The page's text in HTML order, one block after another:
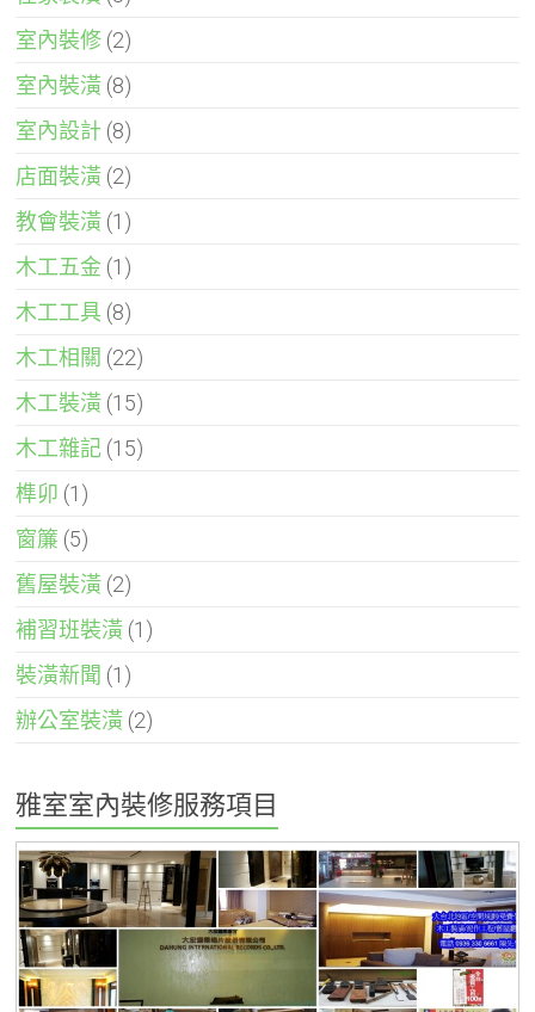
室內裝修 (2)
室內裝潢 (8)
室內設計 (8)
店面裝潢 (2)
教會裝潢 (1)
木工五金 (1)
木工工具 (8)
木工相關 (22)
木工裝潢 (15)
木工雜記 (15)
榫卯 (1)
窗簾 (5)
舊屋裝潢 (2)
補習班裝潢 (1)
裝潢新聞 (1)
辦公室裝潢 (2)
雅室室內裝修服務項目